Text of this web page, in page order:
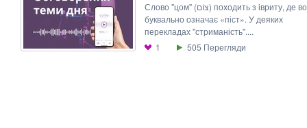
Слово "цом" (צוֹם) походить з івриту, де воно
буквально означає «піст». У деяких
перекладах "стриманість"....
1
505 Перегляди